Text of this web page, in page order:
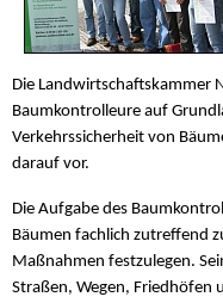
Die Landwirtschaftskammer
Baumkontrolleure auf
Verkehrssicherheit von
darauf vor.
Die Aufgabe des
Bäumen fachlich zutreffend
Maßnahmen festzulegen.
Straßen, Wegen, Friedhöfen